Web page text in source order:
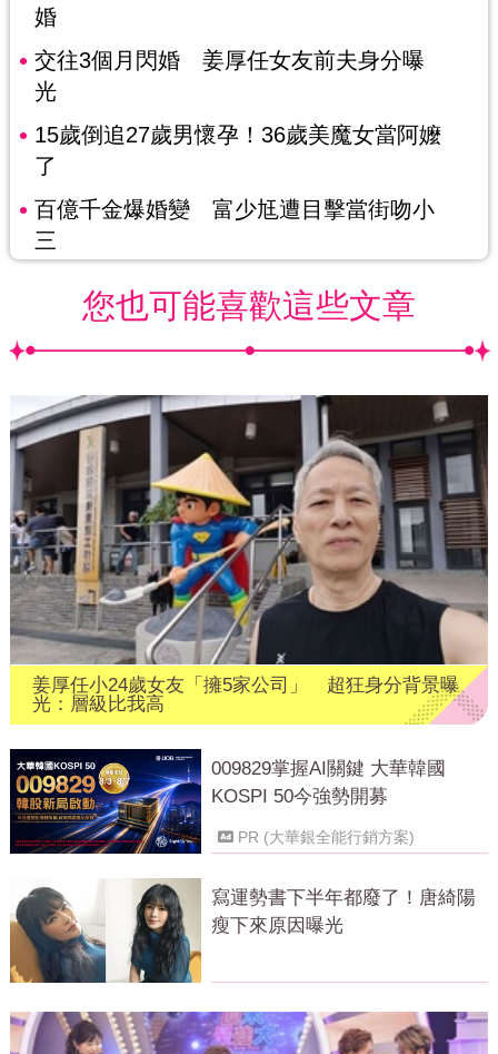
婚
交往3個月閃婚 姜厚任女友前夫身分曝
光
15歲倒追27歲男懷孕！36歲美魔女當阿嬤
了
百億千金爆婚變 富少尪遭目擊當街吻小
三
您也可能喜歡這些文章
姜厚任小24歲女友「擁5家公司」 超狂身分背景曝
光：層級比我高
009829掌握AI關鍵 大華韓國
KOSPI 50今強勢開募
PR (大華銀全能行銷方案)
寫運勢書下半年都廢了！唐綺陽
瘦下來原因曝光